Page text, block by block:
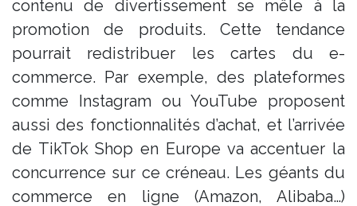
contenu de divertissement se mêle à la
promotion de produits. Cette tendance
pourrait redistribuer les cartes du e-
commerce. Par exemple, des plateformes
comme Instagram ou YouTube proposent
aussi des fonctionnalités d’achat, et l’arrivée
de TikTok Shop en Europe va accentuer la
concurrence sur ce créneau. Les géants du
commerce en ligne (Amazon, Alibaba…)